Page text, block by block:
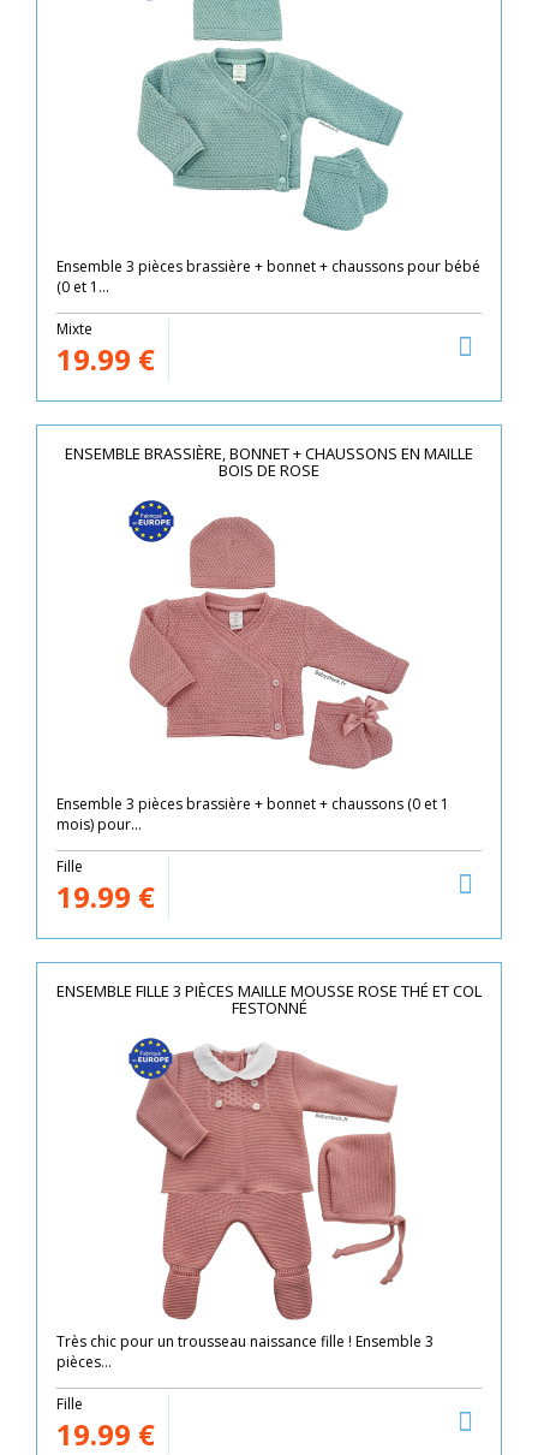
Ensemble 3 pièces brassière + bonnet + chaussons pour bébé
(0 et 1...
Mixte
19.99 €
ENSEMBLE BRASSIÈRE, BONNET + CHAUSSONS EN MAILLE
BOIS DE ROSE
Ensemble 3 pièces brassière + bonnet + chaussons (0 et 1
mois) pour...
Fille
19.99 €
ENSEMBLE FILLE 3 PIÈCES MAILLE MOUSSE ROSE THÉ ET COL
FESTONNÉ
Très chic pour un trousseau naissance fille ! Ensemble 3
pièces...
Fille
19.99 €